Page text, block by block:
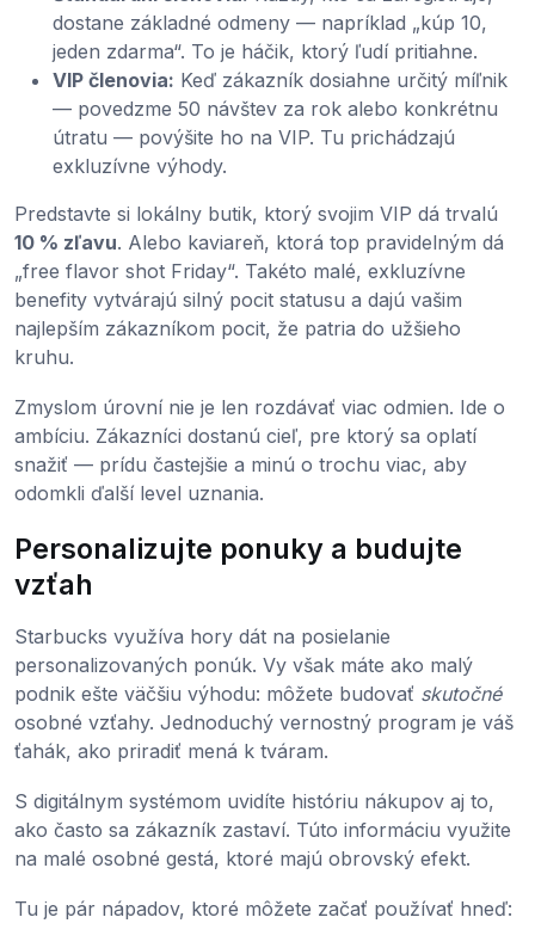
dostane základné odmeny — napríklad „kúp 10,
jeden zdarma“. To je háčik, ktorý ľudí pritiahne.
VIP členovia: Keď zákazník dosiahne určitý míľnik
— povedzme 50 návštev za rok alebo konkrétnu
útratu — povýšite ho na VIP. Tu prichádzajú
exkluzívne výhody.
Predstavte si lokálny butik, ktorý svojim VIP dá trvalú
10 % zľavu. Alebo kaviareň, ktorá top pravidelným dá
„free flavor shot Friday“. Takéto malé, exkluzívne
benefity vytvárajú silný pocit statusu a dajú vašim
najlepším zákazníkom pocit, že patria do užšieho
kruhu.
Zmyslom úrovní nie je len rozdávať viac odmien. Ide o
ambíciu. Zákazníci dostanú cieľ, pre ktorý sa oplatí
snažiť — prídu častejšie a minú o trochu viac, aby
odomkli ďalší level uznania.
Personalizujte ponuky a budujte
vzťah
Starbucks využíva hory dát na posielanie
personalizovaných ponúk. Vy však máte ako malý
podnik ešte väčšiu výhodu: môžete budovať skutočné
osobné vzťahy. Jednoduchý vernostný program je váš
ťahák, ako priradiť mená k tváram.
S digitálnym systémom uvidíte históriu nákupov aj to,
ako často sa zákazník zastaví. Túto informáciu využite
na malé osobné gestá, ktoré majú obrovský efekt.
Tu je pár nápadov, ktoré môžete začať používať hneď: